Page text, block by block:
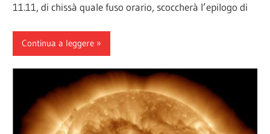
11.11, di chissà quale fuso orario, scoccherà l’epilogo di
Continua a leggere